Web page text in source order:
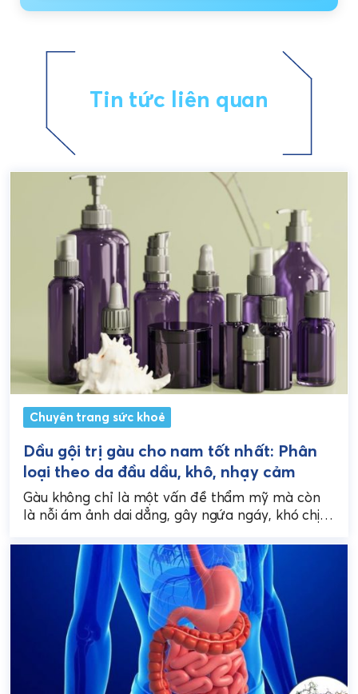
Tin tức liên quan
Chuyên trang sức khoẻ
Dầu gội trị gàu cho nam tốt nhất: Phân
loại theo da đầu dầu, khô, nhạy cảm
Gàu không chỉ là một vấn đề thẩm mỹ mà còn
là nỗi ám ảnh dai dẳng, gây ngứa ngáy, khó chịu